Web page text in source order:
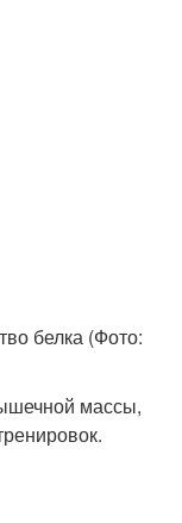
белка (Фото:
массы,